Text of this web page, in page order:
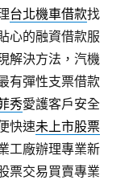
台北機車借款找
心的融資借款服
解決方法，汽機
有彈性支票借款
秀愛護客戶安全
快速未上市股票
工廠辦理專業新
票交易買賣專業